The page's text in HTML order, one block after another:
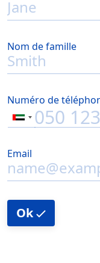
Nom de famille
Numéro de
Email
Ok